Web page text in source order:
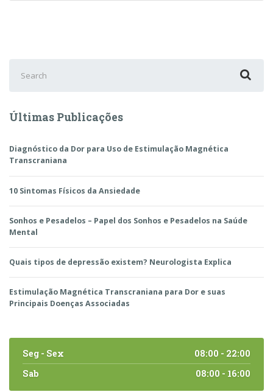
for:
Últimas Publicações
Diagnóstico da Dor para Uso de Estimulação Magnética
Transcraniana
10 Sintomas Físicos da Ansiedade
Sonhos e Pesadelos – Papel dos Sonhos e Pesadelos na Saúde
Mental
Quais tipos de depressão existem? Neurologista Explica
Estimulação Magnética Transcraniana para Dor e suas
Principais Doenças Associadas
Seg - Sex
08:00 - 22:00
Sab
08:00 - 16:00